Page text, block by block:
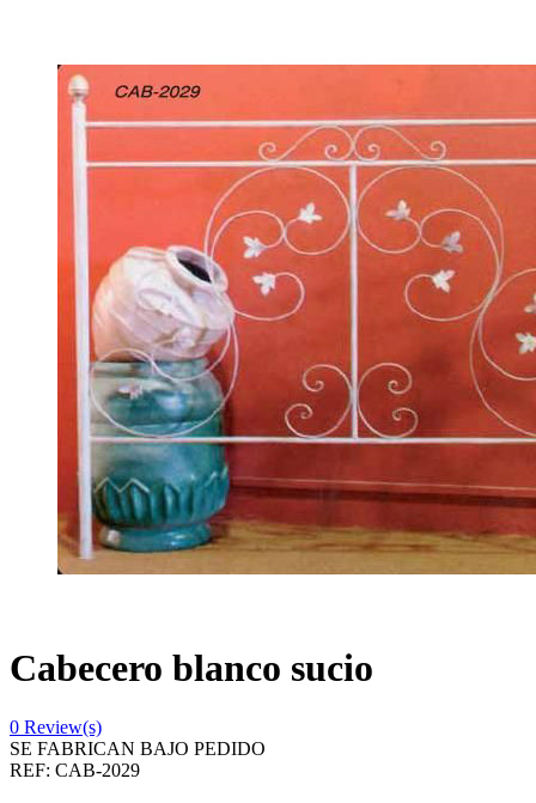
Cabecero blanco sucio
0 Review(s)
SE FABRICAN BAJO PEDIDO
REF: CAB-2029